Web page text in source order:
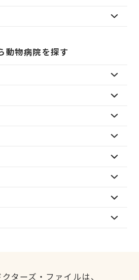
動物病院を探す
ターズ・ファイルは、